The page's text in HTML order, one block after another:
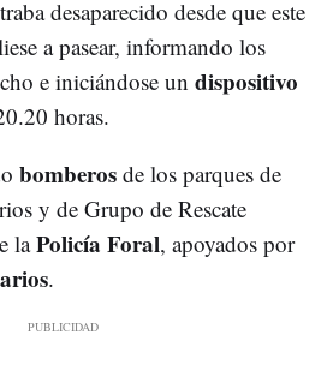
desaparecido desde que este
a pasear, informando los
e iniciándose un dispositivo
horas.
bomberos de los parques de
y de Grupo de Rescate
laPolicía Foral, apoyados por
.